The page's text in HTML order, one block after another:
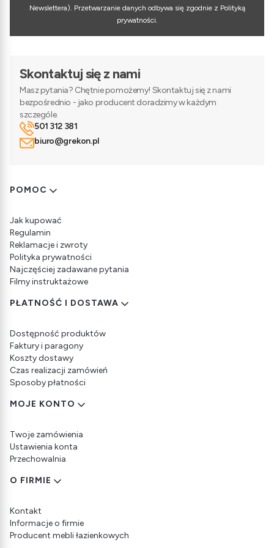
Newslettera). Przetwarzanie danych odbywa się zgodnie z Polityką
prywatności.
Skontaktuj się z nami
Masz pytania? Chętnie pomożemy! Skontaktuj się z nami
bezpośrednio - jako producent doradzimy w każdym
szczególe.
501 312 381
biuro@grekon.pl
Linki w stopce
POMOC
Jak kupować
Regulamin
Reklamacje i zwroty
Polityka prywatności
Najczęściej zadawane pytania
Filmy instruktażowe
PŁATNOŚĆ I DOSTAWA
Dostępność produktów
Faktury i paragony
Koszty dostawy
Czas realizacji zamówień
Sposoby płatności
MOJE KONTO
Twoje zamówienia
Ustawienia konta
Przechowalnia
O FIRMIE
Kontakt
Informacje o firmie
Producent mebli łazienkowych